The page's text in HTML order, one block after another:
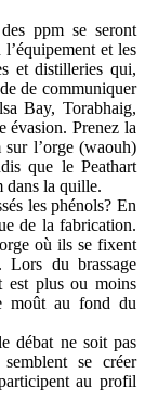
ppm se seront
et les
et distilleries qui,
de communiquer
Bay, Torabhaig,
Prenez la
l’orge (waouh)
que le Peathart
dans la quille.
les phénols? En
de la fabrication.
où ils se fixent
du brassage
est plus ou moins
moût au fond du
débat ne soit pas
se créer
au profil